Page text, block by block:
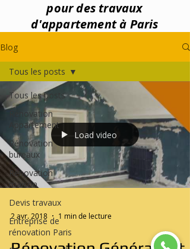
pour des travaux
d'appartement à Paris
Blog
Tous les posts
Rénovation
Appartement
Rénovation
bureaux
Rénovation
maison
Devis travaux
Entreprise de
rénovation Paris
Tous les posts
Load video
2 avr. 2018 1 min de lecture